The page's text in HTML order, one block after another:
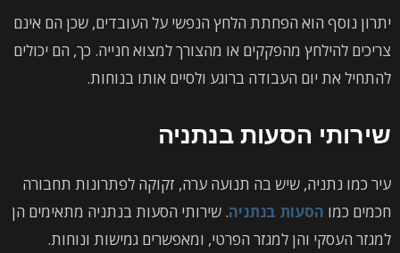
יתרון נוסף הוא הפחתת הלחץ הנפשי על העובדים, שכן הם אינם
צריכים להילחץ מהפקקים או מהצורך למצוא חנייה. כך, הם יכולים
להתחיל את יום העבודה ברוגע ולסיים אותו בנוחות.
שירותי הסעות בנתניה
עיר כמו נתניה, שיש בה תנועה ערה, זקוקה לפתרונות תחבורה
חכמים כמו הסעות בנתניה. שירותי הסעות בנתניה מתאימים הן
למגזר העסקי והן למגזר הפרטי, ומאפשרים גמישות ונוחות.